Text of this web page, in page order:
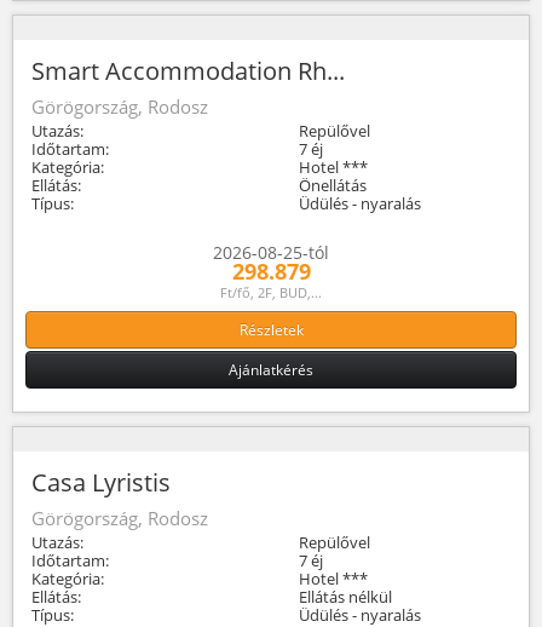
Smart Accommodation Rh...
Görögország, Rodosz
Utazás:
Repülővel
Időtartam:
7 éj
Kategória:
Hotel ***
Ellátás:
Önellátás
Típus:
Üdülés - nyaralás
2026-08-25-tól
298.879
Ft/fő, 2F, BUD,...
Részletek
Ajánlatkérés
Casa Lyristis
Görögország, Rodosz
Utazás:
Repülővel
Időtartam:
7 éj
Kategória:
Hotel ***
Ellátás:
Ellátás nélkül
Típus:
Üdülés - nyaralás